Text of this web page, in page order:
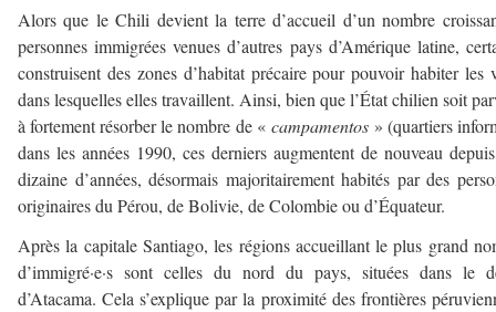
Alors que le Chili devient la terre d’accueil d’un nombre
personnes immigrées venues d’autres pays d’Amérique latine,
construisent des zones d’habitat précaire pour pouvoir habiter les
dans lesquelles elles travaillent. Ainsi, bien que l’État chilien soit
à fortement résorber le nombre de « campamentos» (quartiers
dans les années 1990, ces derniers augmentent de nouveau
dizaine d’années, désormais majoritairement habités par des
originaires du Pérou, de Bolivie, de Colombie ou d’Équateur.
Après la capitale Santiago, les régions accueillant le plus grand
d’immigré·e·s sont celles du nord du pays, situées dans le
d’Atacama. Cela s’explique par la proximité des frontières